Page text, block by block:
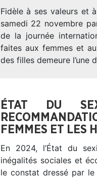
Fidèle à ses valeurs et
samedi 22 novembre
de la journée
faites aux femmes et
des filles demeure l’une
ÉTAT DU
FEMMES ET LES
En 2024, l’État du
inégalités sociales et
le constat dressé par le